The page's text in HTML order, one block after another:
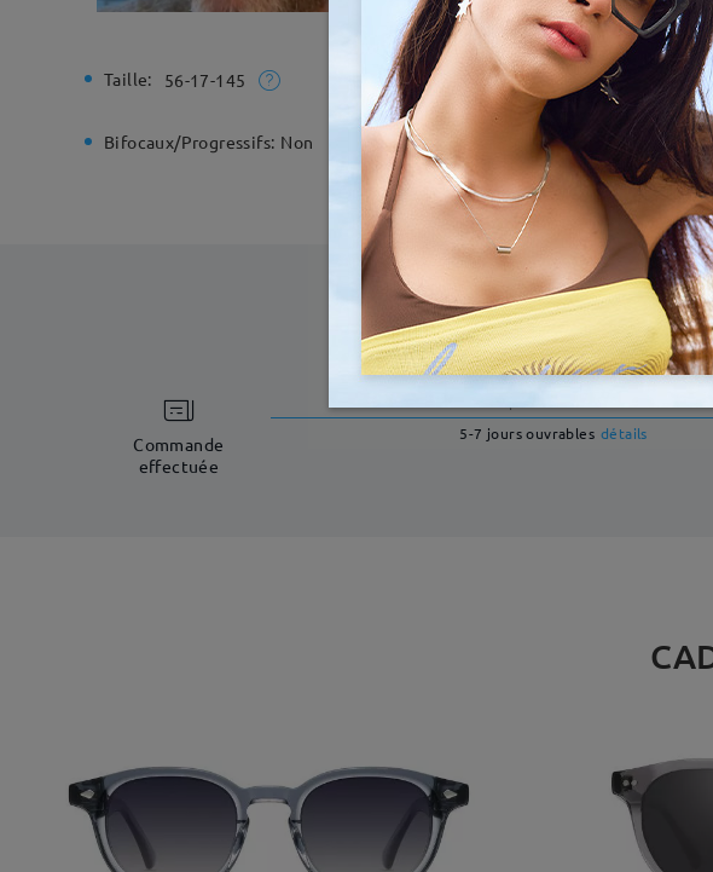
Taille: 56-17-145 Largeur totale: 136 mm (
Bifocaux/Progressifs: Non Charnière à ressort: Non
Commande
effectuée
5-7 jours ouvrables détails